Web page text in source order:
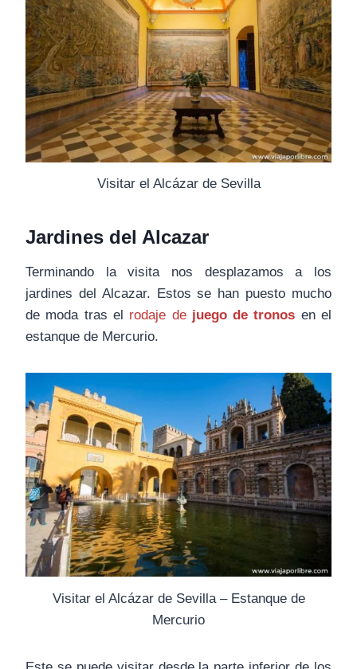
Visitar el Alcázar de Sevilla
Jardines del Alcazar
Terminando la visita nos desplazamos a los
jardines del Alcazar. Estos se han puesto mucho
de moda tras el rodaje de juego de tronos en el
estanque de Mercurio.
Visitar el Alcázar de Sevilla – Estanque de
Mercurio